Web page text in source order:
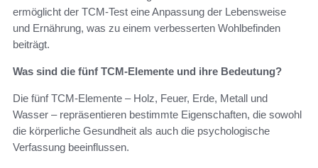
ermöglicht der TCM-Test eine Anpassung der Lebensweise
und Ernährung, was zu einem verbesserten Wohlbefinden
beiträgt.
Was sind die fünf TCM-Elemente und ihre Bedeutung?
Die fünf TCM-Elemente – Holz, Feuer, Erde, Metall und
Wasser – repräsentieren bestimmte Eigenschaften, die sowohl
die körperliche Gesundheit als auch die psychologische
Verfassung beeinflussen.